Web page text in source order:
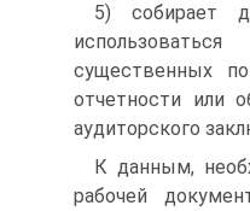
5) собирает
существенных
отчетности или
аудиторского
К данным,
рабочей